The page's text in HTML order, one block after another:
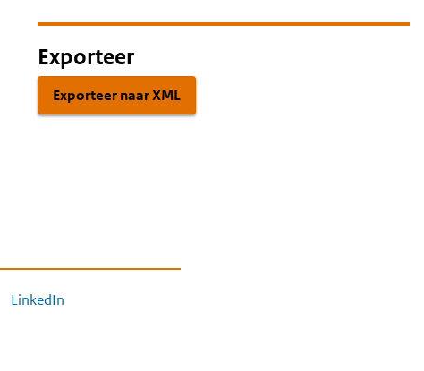
Exporteer
Exporteer naar XML
LinkedIn